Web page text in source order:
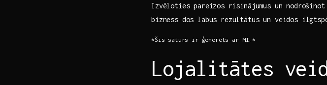
Izvēloties pareizos⁤ risinājumus un
bizness dos labus rezultātus ‌un veidos
*Šis saturs ir ​ģenerēts ar MI.*
Lojalitātes